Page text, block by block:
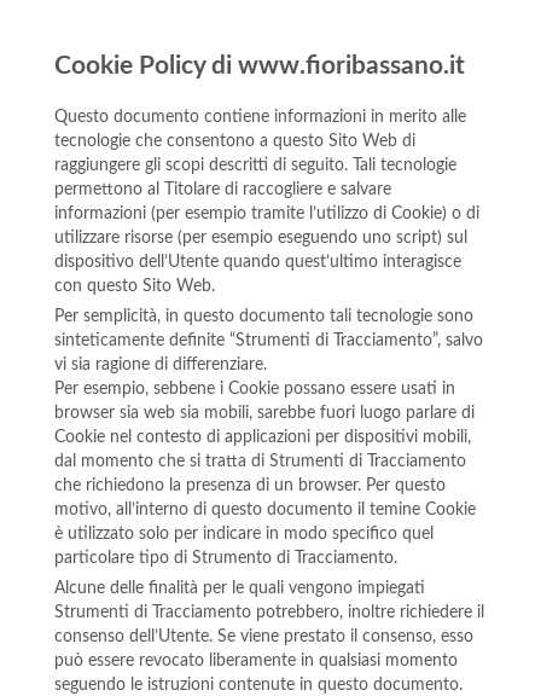
Cookie Policy di www.fioribassano.it
Questo documento contiene informazioni in merito alle
tecnologie che consentono a questo Sito Web di
raggiungere gli scopi descritti di seguito. Tali tecnologie
permettono al Titolare di raccogliere e salvare
informazioni (per esempio tramite l’utilizzo di Cookie) o di
utilizzare risorse (per esempio eseguendo uno script) sul
dispositivo dell’Utente quando quest’ultimo interagisce
con questo Sito Web.
Per semplicità, in questo documento tali tecnologie sono
sinteticamente definite “Strumenti di Tracciamento”, salvo
vi sia ragione di differenziare.
Per esempio, sebbene i Cookie possano essere usati in
browser sia web sia mobili, sarebbe fuori luogo parlare di
Cookie nel contesto di applicazioni per dispositivi mobili,
dal momento che si tratta di Strumenti di Tracciamento
che richiedono la presenza di un browser. Per questo
motivo, all’interno di questo documento il temine Cookie
è utilizzato solo per indicare in modo specifico quel
particolare tipo di Strumento di Tracciamento.
Alcune delle finalità per le quali vengono impiegati
Strumenti di Tracciamento potrebbero, inoltre richiedere il
consenso dell’Utente. Se viene prestato il consenso, esso
può essere revocato liberamente in qualsiasi momento
seguendo le istruzioni contenute in questo documento.